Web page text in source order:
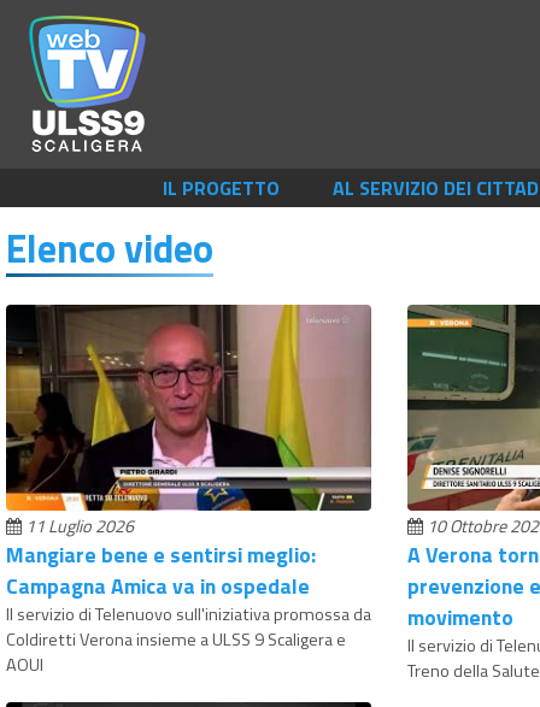
IL PROGETTO AL SERVIZIO DEI
Elenco video
11 Luglio 2026
Mangiare bene e sentirsi meglio:
Campagna Amica va in ospedale
Il servizio di Telenuovo sull'iniziativa promossa da
Coldiretti Verona insieme a ULSS 9 Scaligera e
AOUI
10 Ottobre
A Verona
prevenzione
movimento
Il servizio di
Treno della